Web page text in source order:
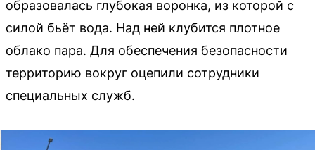
образовалась глубокая воронка, из которой с
силой бьёт вода. Над ней клубится плотное
облако пара. Для обеспечения безопасности
территорию вокруг оцепили сотрудники
специальных служб.